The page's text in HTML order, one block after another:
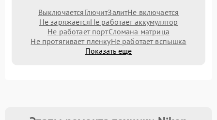
ВыключаетсяГлючитЗалитНе включается
Не заряжаетсяНе работает аккумулятор
Не работает портСломана матрица
Не протягивает пленкуНе работает вспышка
Показать еще